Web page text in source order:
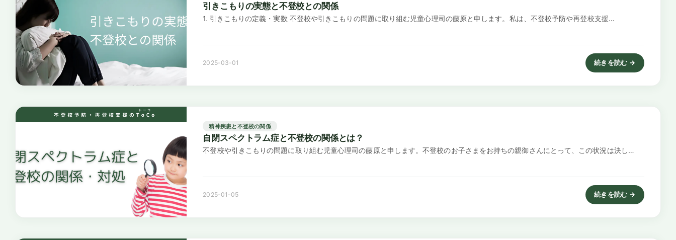
引きこもりの実態と不登校との関係
1. 引きこもりの定義・実数 不登校や引きこもりの問題に取り組む児童心理司の藤原と申します。私は、不登校予防や再登校支援…
2025-03-01 続きを読む →
: 引きこもりの実態と不登
精神疾患と不登校の関係
自閉スペクトラム症と不登校の関係とは？
不登校や引きこもりの問題に取り組む児童心理司の藤原と申します。不登校のお子さまをお持ちの親御さんにとって、この状況は決し…
2025-01-05 続きを読む →
: 自閉スペクトラム症と不